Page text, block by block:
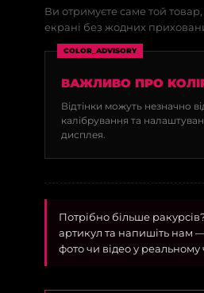
Ви отримуєте саме той
екрані без жодних
COLOR_ADVISORY
ВАЖЛИВО ПРО
Відтінки можуть незначно
калібрування та
дисплея.
Потрібно більше
артикул та напишіть нам
фото чи відео у реальному